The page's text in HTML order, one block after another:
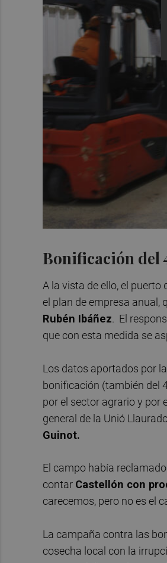
Bonificación del
A la vista de ello, el
el plan de empresa anual,
Rubén Ibáñez. El
que con esta medida se
Los datos aportados por la
bonificación (también del
por el sector agrario y por
general de la Unió
Guinot.
El campo había
contar Castellón con
carecemos, pero no es el
La campaña contra las
cosecha local con la